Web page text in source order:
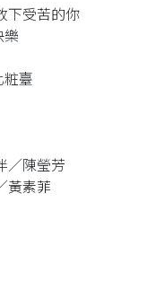
下受苦的你
樂
粧臺
／陳瑩芳
黃素菲